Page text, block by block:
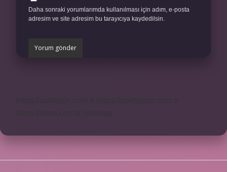
Daha sonraki yorumlarımda kullanılması için adım, e-posta
adresim ve site adresim bu tarayıcıya kaydedilsin.